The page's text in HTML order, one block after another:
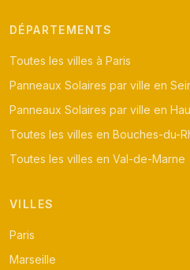
DÉPARTEMENTS
Toutes les villes à Paris
Panneaux Solaires par ville en
Panneaux Solaires par ville en
Toutes les villes en Bouches-du-
Toutes les villes en Val-de-Marne
VILLES
Paris
Marseille